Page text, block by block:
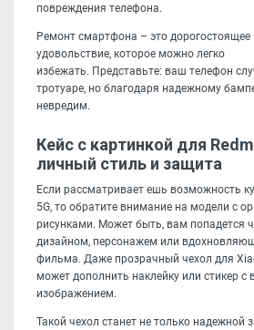
повреждения телефона.
Ремонт смартфона – это дорогостоящее
удовольствие, которое можно легко
избежать. Представьте: ваш телефон
тротуаре, но благодаря надежному
невредим.
Кейс с картинкой для
личный стиль и защита
Если рассматривает ешь возможность
5G, то обратите внимание на модели с
рисунками. Может быть, вам попадется
дизайном, персонажем или
фильма. Даже прозрачный чехол для
может дополнить наклейку или стикер
изображением.
Такой чехол станет не только надежной